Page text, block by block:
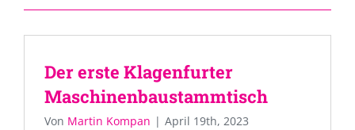
Der erste Klagenfurter
Maschinenbaustammtisch
Von Martin Kompan | April 19th, 2023